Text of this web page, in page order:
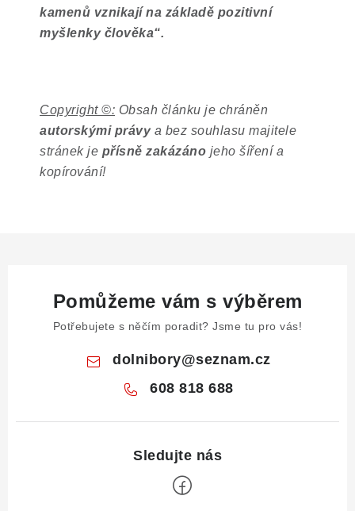
kamenů vznikají na základě pozitivní
myšlenky člověka“.
Copyright ©: Obsah článku je chráněn
autorskými právya bez souhlasu majitele
stránek je přísně zakázáno jeho šíření a
kopírování!
Pomůžeme vám s výběrem
Potřebujete s něčím poradit? Jsme tu pro vás!
dolnibory@seznam.cz
608 818 688